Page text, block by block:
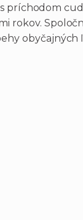
príchodom
rokov.